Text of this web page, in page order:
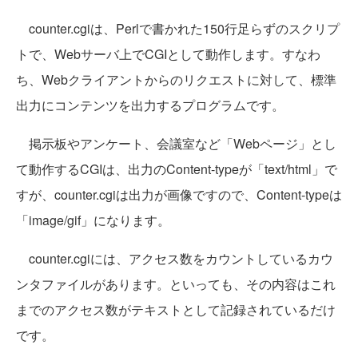
counter.cgiは、Perlで書かれた150行足らずのスクリプ
トで、Webサーバ上でCGIとして動作します。すなわ
ち、Webクライアントからのリクエストに対して、標準
出力にコンテンツを出力するプログラムです。
掲示板やアンケート、会議室など「Webページ」とし
て動作するCGIは、出力のContent-typeが「text/html」で
すが、counter.cgiは出力が画像ですので、Content-typeは
「image/gif」になります。
counter.cgiには、アクセス数をカウントしているカウ
ンタファイルがあります。といっても、その内容はこれ
までのアクセス数がテキストとして記録されているだけ
です。